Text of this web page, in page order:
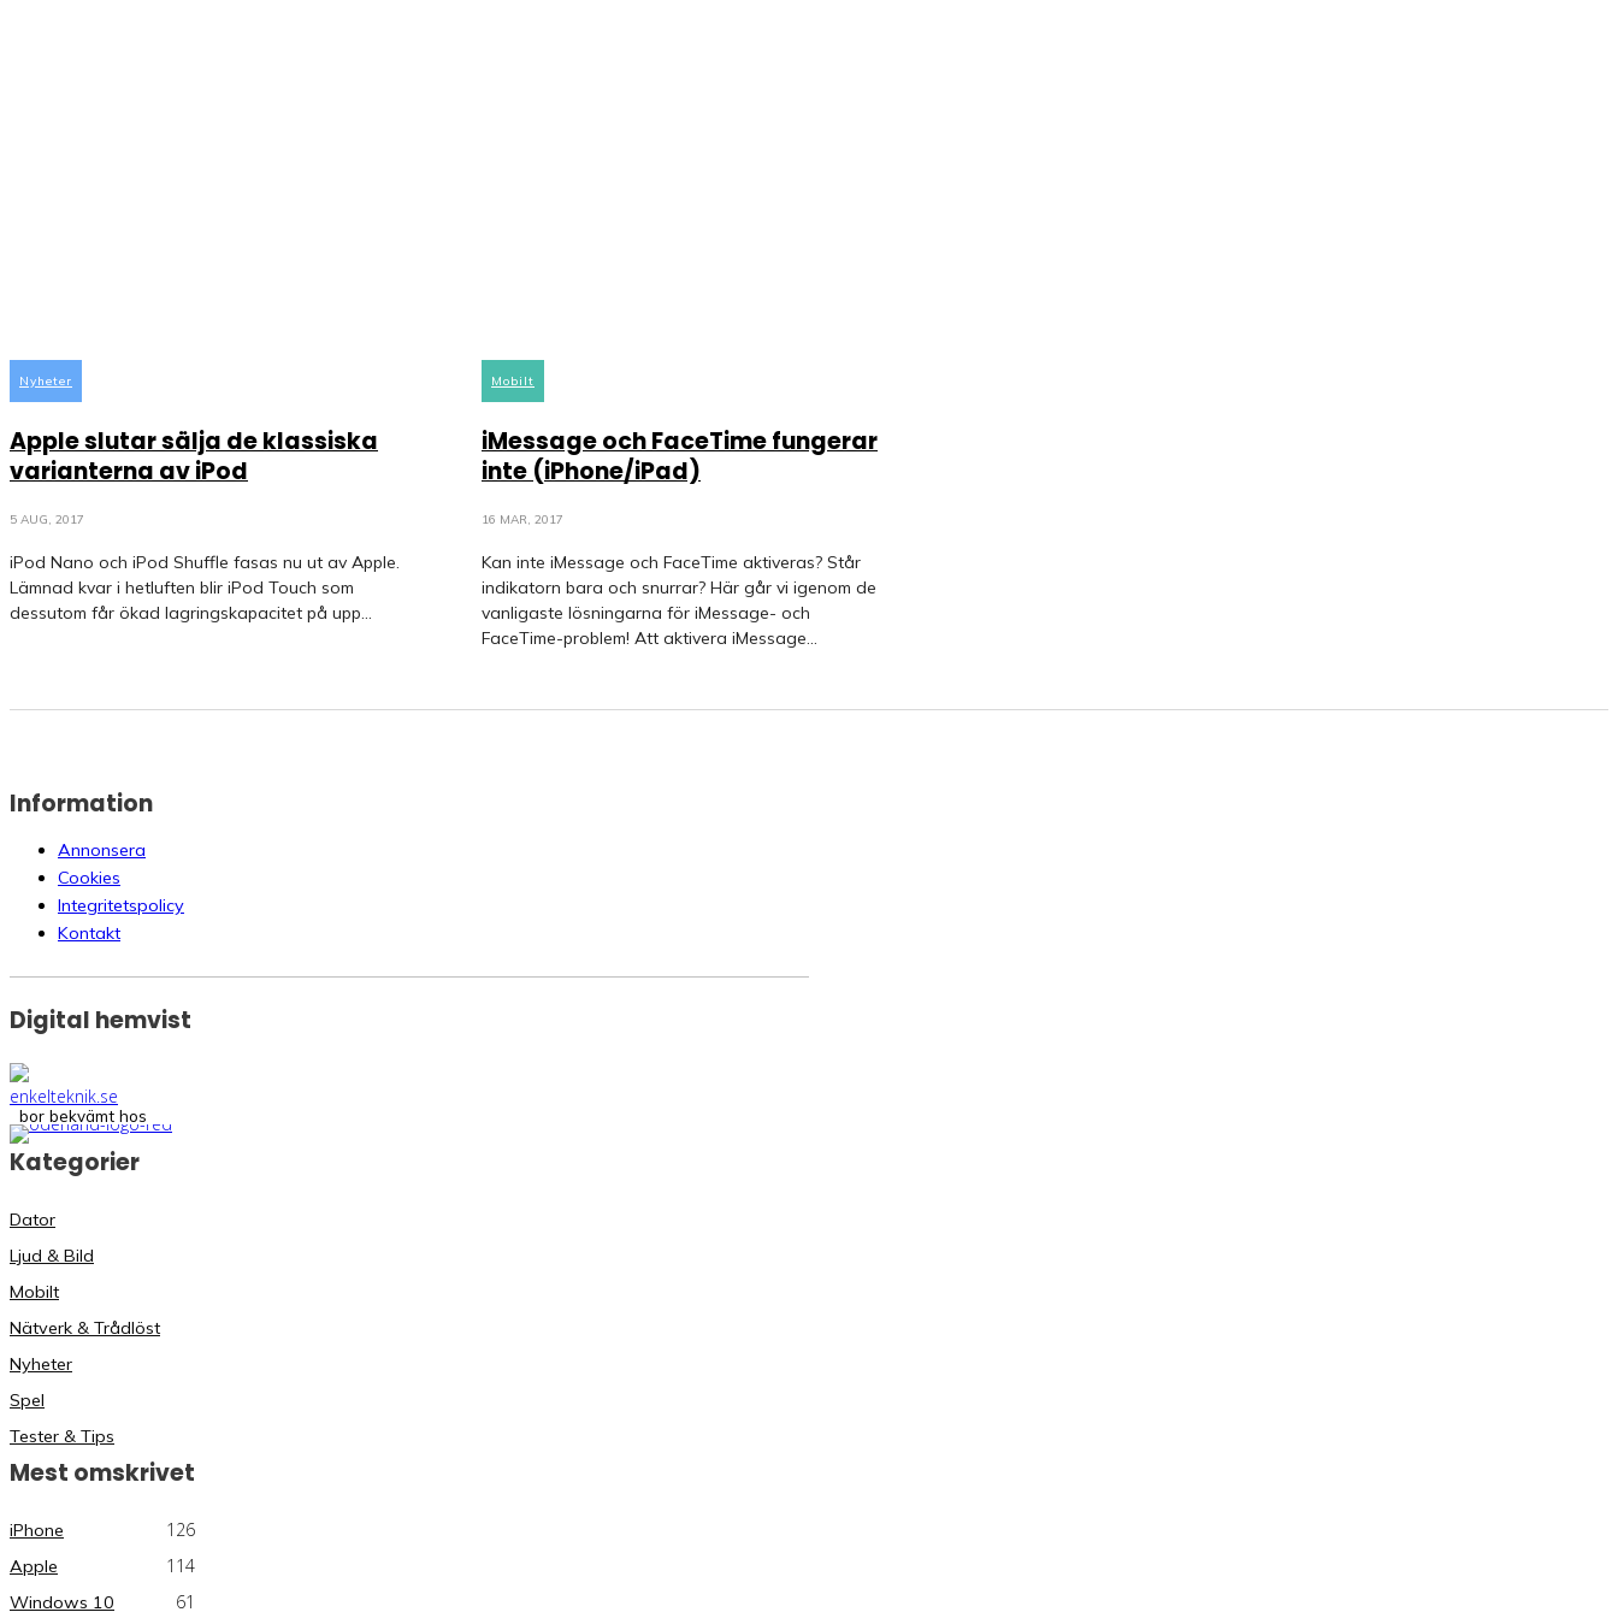
Nyheter
Apple slutar sälja de klassiska
varianterna av iPod
5 AUG, 2017
iPod Nano och iPod Shuffle fasas nu ut av Apple.
Lämnad kvar i hetluften blir iPod Touch som
dessutom får ökad lagringskapacitet på upp...
Mobilt
iMessage och FaceTime fungerar
inte (iPhone/iPad)
16 MAR, 2017
Kan inte iMessage och FaceTime aktiveras? Står
indikatorn bara och snurrar? Här går vi igenom de
vanligaste lösningarna för iMessage- och
FaceTime-problem! Att aktivera iMessage...
Information
Annonsera
Cookies
Integritetspolicy
Kontakt
Digital hemvist
bor bekvämt hos
Kategorier
Dator
Ljud & Bild
Mobilt
Nätverk & Trådlöst
Nyheter
Spel
Tester & Tips
Mest omskrivet
iPhone 126
Apple 114
Windows 10 61